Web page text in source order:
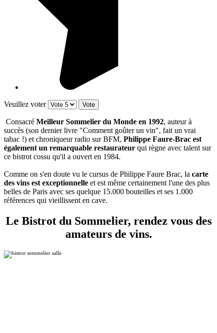
Veuillez voter
Consacré Meilleur Sommelier du Monde en 1992, auteur à
succès (son dernier livre "Comment goûter un vin", fait un vrai
tabac !) et chroniqueur radio sur BFM, Philippe Faure-Brac est
également un remarquable restaurateur qui règne avec talent sur
ce bistrot cossu qu'il a ouvert en 1984.
Comme on s'en doute vu le cursus de Philippe Faure Brac, la carte
des vins est exceptionnelle et est même certainement l'une des plus
belles de Paris avec ses quelque 15.000 bouteilles et ses 1.000
références qui vieillissent en cave.
Le Bistrot du Sommelier, rendez vous des
amateurs de vins.